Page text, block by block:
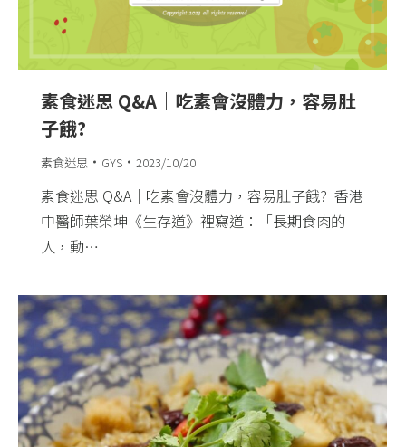
素食迷思 Q&A｜吃素會沒體力，容易肚
子餓?
素食迷思 GYS 2023/10/20
素食迷思 Q&A｜吃素會沒體力，容易肚子餓? ​ 香港
中醫師葉榮坤《生存道》裡寫道：「長期食肉的
人，動…